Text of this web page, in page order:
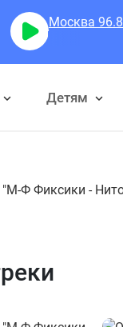
Москва 96.8
Детям